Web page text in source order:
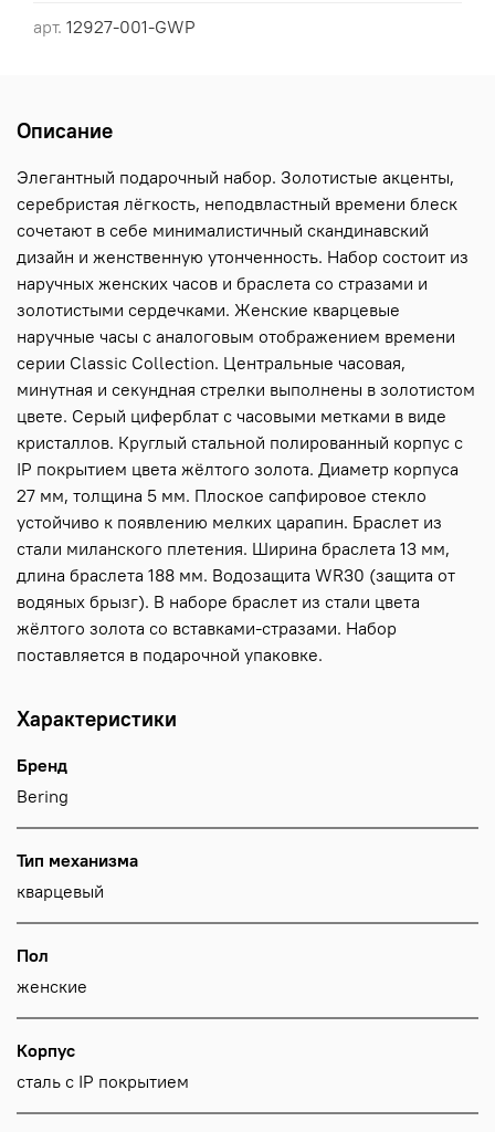
арт. 12927-001-GWP
Описание
Элегантный подарочный набор. Золотистые акценты,
серебристая лёгкость, неподвластный времени блеск
сочетают в себе минималистичный скандинавский
дизайн и женственную утонченность. Набор состоит из
наручных женских часов и браслета со стразами и
золотистыми сердечками. Женские кварцевые
наручные часы с аналоговым отображением времени
серии Classic Collection. Центральные часовая,
минутная и секундная стрелки выполнены в золотистом
цвете. Серый циферблат с часовыми метками в виде
кристаллов. Круглый стальной полированный корпус с
IP покрытием цвета жёлтого золота. Диаметр корпуса
27 мм, толщина 5 мм. Плоское сапфировое стекло
устойчиво к появлению мелких царапин. Браслет из
стали миланского плетения. Ширина браслета 13 мм,
длина браслета 188 мм. Водозащита WR30 (защита от
водяных брызг). В наборе браслет из стали цвета
жёлтого золота со вставками-стразами. Набор
поставляется в подарочной упаковке.
Характеристики
Бренд
Bering
Тип механизма
кварцевый
Пол
женские
Корпус
сталь с IP покрытием